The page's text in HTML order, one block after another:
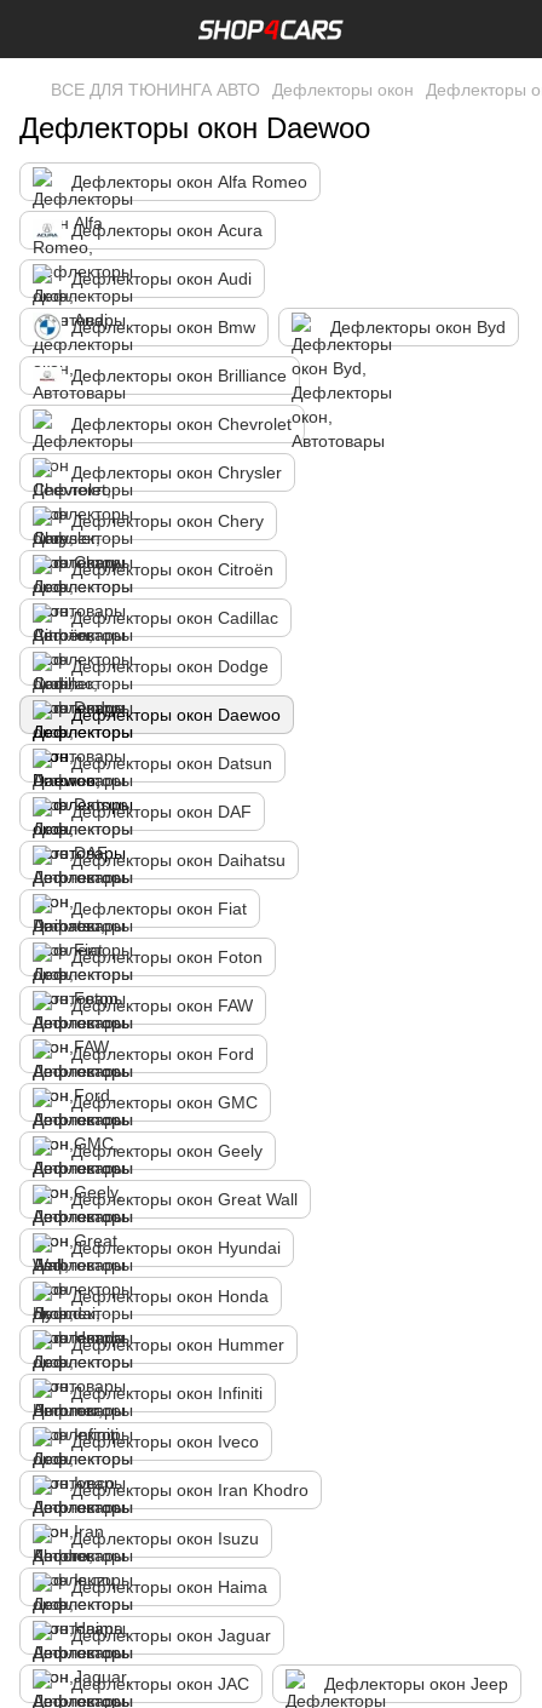
ВСЕ ДЛЯ ТЮНИНГА АВТО Дефлекторы окон Дефлекторы
Дефлекторы окон Daewoo
Дефлекторы окон Alfa Romeo
Дефлекторы окон Acura
Дефлекторы окон Audi
Дефлекторы окон Bmw Дефлекторы окон Byd
Дефлекторы окон Brilliance
Дефлекторы окон Chevrolet
Дефлекторы окон Chrysler
Дефлекторы окон Chery
Дефлекторы окон Citroën
Дефлекторы окон Cadillac
Дефлекторы окон Dodge
Дефлекторы окон Daewoo
Дефлекторы окон Datsun
Дефлекторы окон DAF
Дефлекторы окон Daihatsu
Дефлекторы окон Fiat
Дефлекторы окон Foton
Дефлекторы окон FAW
Дефлекторы окон Ford
Дефлекторы окон GMC
Дефлекторы окон Geely
Дефлекторы окон Great Wall
Дефлекторы окон Hyundai
Дефлекторы окон Honda
Дефлекторы окон Hummer
Дефлекторы окон Infiniti
Дефлекторы окон Iveco
Дефлекторы окон Iran Khodro
Дефлекторы окон Isuzu
Дефлекторы окон Haima
Дефлекторы окон Jaguar
Дефлекторы окон JAC Дефлекторы окон Jeep